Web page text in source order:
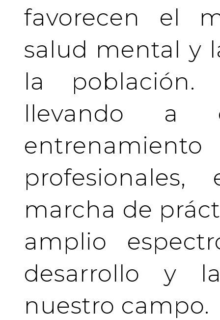
favorecen el
salud mental y
la población.
llevando a
marcha de
amplio
desarrollo y
nuestro campo.